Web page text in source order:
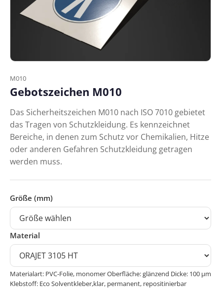
M010
Gebotszeichen M010
Das Sicherheitszeichen M010 nach ISO 7010 gebietet
das Tragen von Schutzkleidung. Es kennzeichnet
Bereiche, in denen zum Schutz vor Chemikalien, Hitze
oder anderen Gefahren Schutzkleidung getragen
werden muss.
Größe (mm)
Material
Materialart: PVC-Folie, monomer Oberfläche: glänzend Dicke: 100 μm
Klebstoff: Eco Solventkleber,klar, permanent, repositinierbar